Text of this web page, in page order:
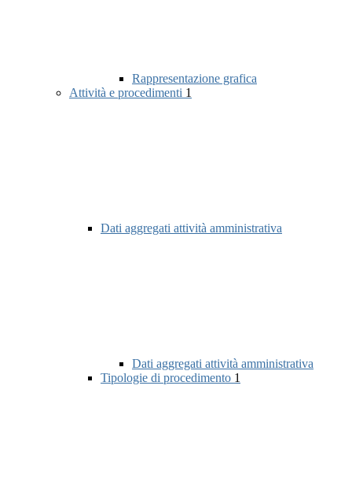
Rappresentazione grafica
Attività e procedimenti 1
Dati aggregati attività amministrativa
Dati aggregati attività amministrativa
Tipologie di procedimento 1